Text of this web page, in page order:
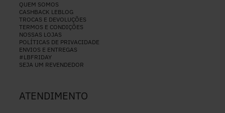
QUEM SOMOS
CASHBACK LEBLOG
TROCAS E DEVOLUÇÕES
TERMOS E CONDIÇÕES
NOSSAS LOJAS
POLÍTICAS DE PRIVACIDADE
ENVIOS E ENTREGAS
#LBFRIDAY
SEJA UM REVENDEDOR
ATENDIMENTO